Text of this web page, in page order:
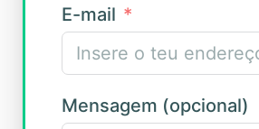
E-mail
Mensagem (opcional)